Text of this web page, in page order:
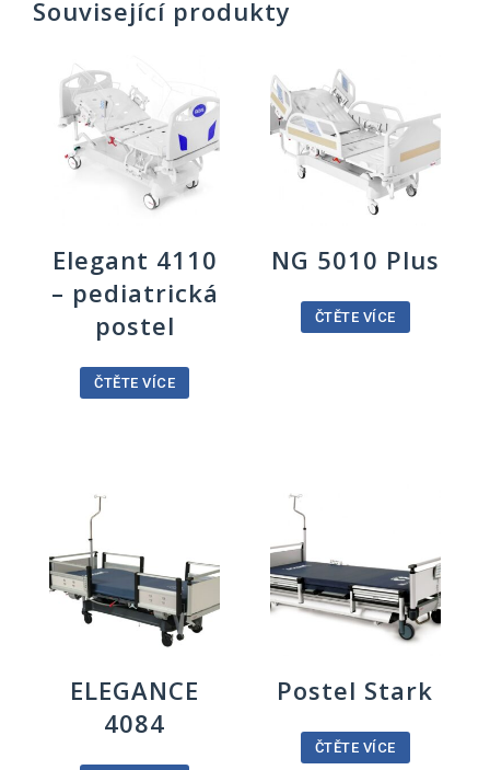
Související produkty
Elegant 4110
– pediatrická
postel
ČTĚTE VÍCE
NG 5010 Plus
ČTĚTE VÍCE
ELEGANCE
4084
Postel Stark
ČTĚTE VÍCE